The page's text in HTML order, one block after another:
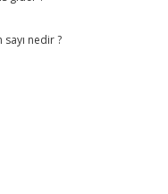
nedir ?